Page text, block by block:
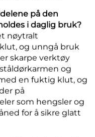
på den
i daglig bruk?
nøytralt
og unngå bruk
skarpe verktøy
og
en fuktig klut, og
på
som hengsler og
for å sikre glatt